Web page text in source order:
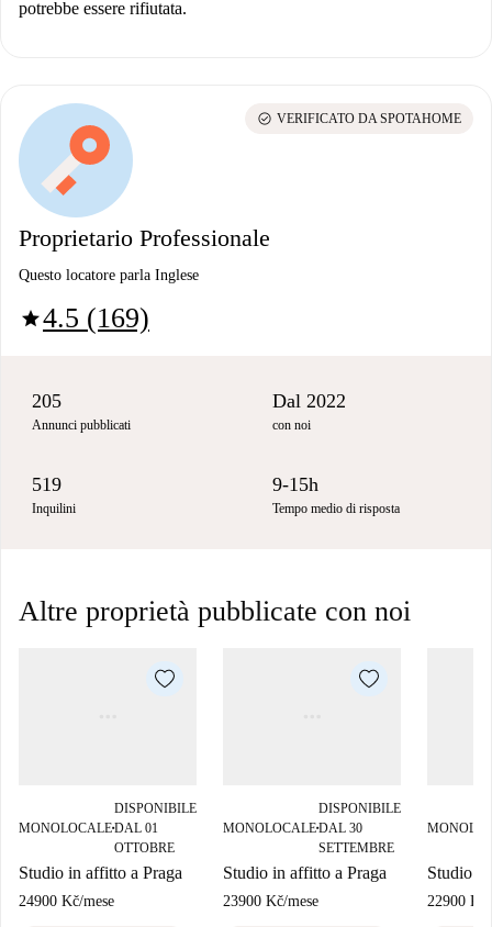
potrebbe essere rifiutata.
Proprietario Professionale
Questo locatore parla Inglese
star4.5 (169)
check_circle VERIFICATO DA SPOTAHOME
205
Annunci pubblicati
Dal 2022
con noi
519
Inquilini
9-15h
Tempo medio di risposta
Altre proprietà pubblicate con noi
MONOLOCALE■
DISPONIBILE
DAL 01
OTTOBRE
Studio in affitto a Praga
24900 Kč/mese
MONOLOCALE■
DISPONIBILE
DAL 30
SETTEMBRE
Studio in affitto a Praga
23900 Kč/mese
Studio
22900 Kč